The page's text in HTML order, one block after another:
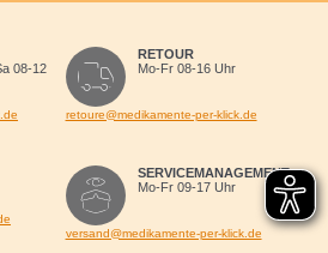
08-12
RETOUR
Mo-Fr 08-16 Uhr
retoure@medikamente-per-klick.de
SERVICEMANAGEMENT
Mo-Fr 09-17 Uhr
versand@medikamente-per-klick.de